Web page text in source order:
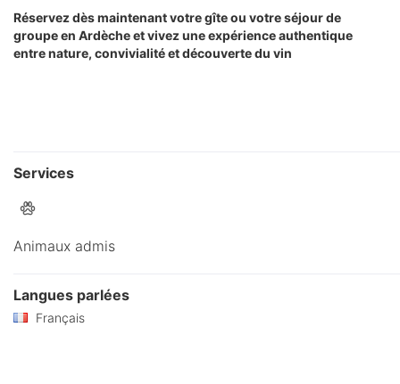
Réservez dès maintenant votre gîte ou votre séjour de
groupe en Ardèche et vivez une expérience authentique
entre nature, convivialité et découverte du vin
Services
Animaux admis
Langues parlées
Français